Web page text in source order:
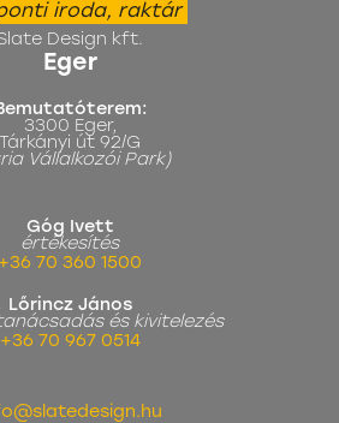
iroda, raktár
Design kft.
Eger
3300 Eger,
Tárkányi út 92/G
Vállalkozói Park)
Góg Ivett
értékesítés
+36 70 360 1500
Lőrincz János
és kivitelezés
+36 70 967 0514